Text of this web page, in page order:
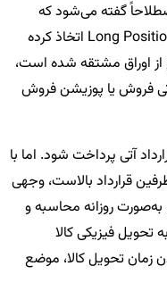
گفته می‌شود که
"موضع معاملاتی خرید یا پوزیشن خرید Long Position اتخاذ کرده
اوراق مشتقه شده است،
فروش یا پوزیشن فروش
آتی پرداخت شود. اما با
قرارداد بالاست، وجهی
روزانه محاسبه و
تحویل فیزیکی کالا
زمان تحویل کالا، موضع